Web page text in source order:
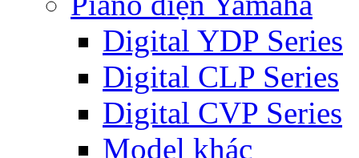
Digital YDP Series
Digital CLP Series
Digital CVP Series
Model khác